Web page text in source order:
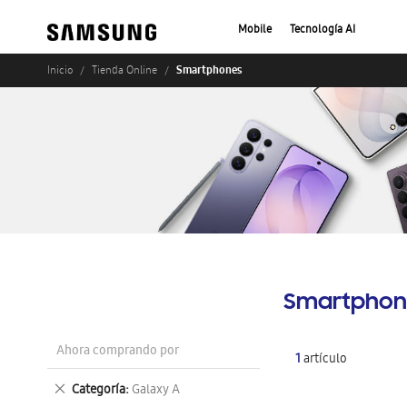
Mobile Tecnología AI
Inicio Tienda Online Smartphones
1artículo
Ahora comprando por
Categoría Galaxy A
Eliminar